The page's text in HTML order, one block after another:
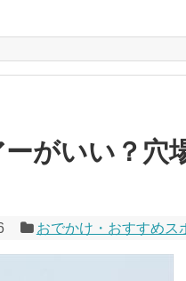
がいい？穴
おでかけ・おすすめス